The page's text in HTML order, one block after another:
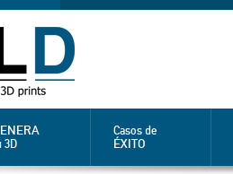
3D
Casos de
ÉXITO